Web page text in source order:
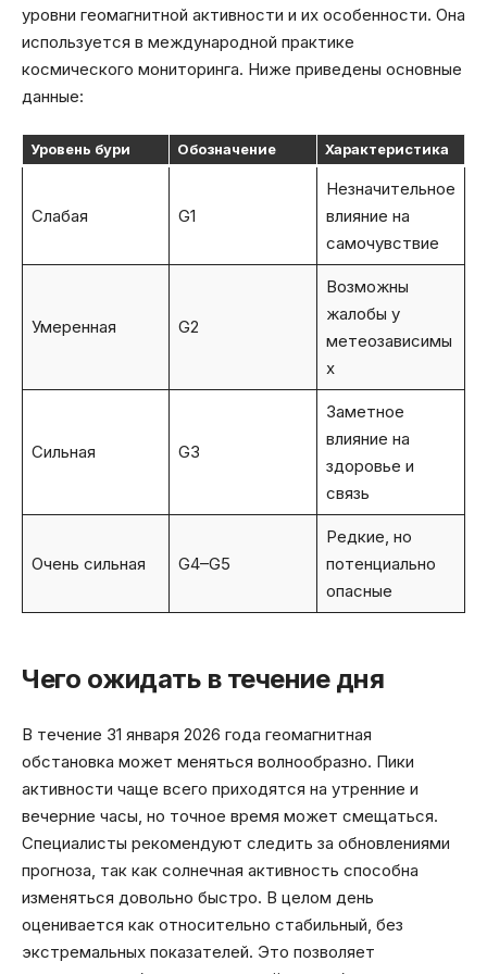
уровни геомагнитной активности и их особенности. Она
используется в международной практике
космического мониторинга. Ниже приведены основные
данные:
Уровень бури Обозначение Характеристика
Слабая G1
Незначительное
влияние на
самочувствие
Умеренная G2
Возможны
жалобы у
метеозависимы
х
Сильная G3
Заметное
влияние на
здоровье и
связь
Очень сильная G4–G5
Редкие, но
потенциально
опасные
Чего ожидать в течение дня
В течение 31 января 2026 года геомагнитная
обстановка может меняться волнообразно. Пики
активности чаще всего приходятся на утренние и
вечерние часы, но точное время может смещаться.
Специалисты рекомендуют следить за обновлениями
прогноза, так как солнечная активность способна
изменяться довольно быстро. В целом день
оценивается как относительно стабильный, без
экстремальных показателей. Это позволяет